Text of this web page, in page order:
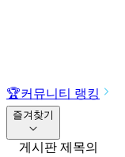
🏆커뮤니티 랭킹
즐겨찾기
게시판 제목의